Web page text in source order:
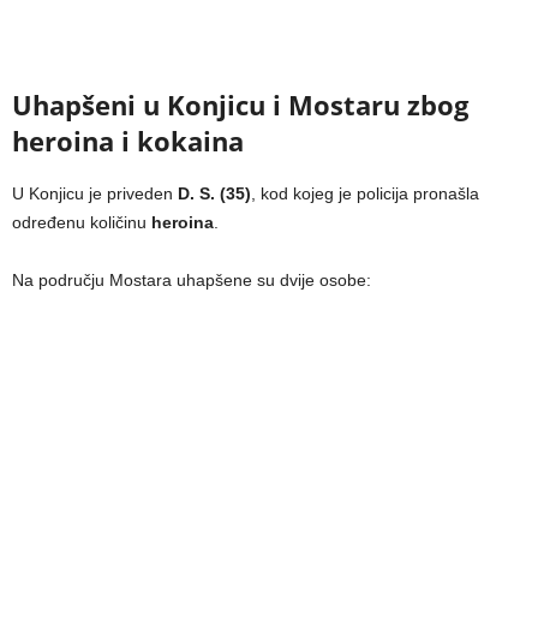
Uhapšeni u Konjicu i Mostaru zbog
heroina i kokaina
U Konjicu je priveden D. S. (35) , kod kojeg je policija pronašla
određenu količinu heroina
Na području Mostara uhapšene su dvije osobe: